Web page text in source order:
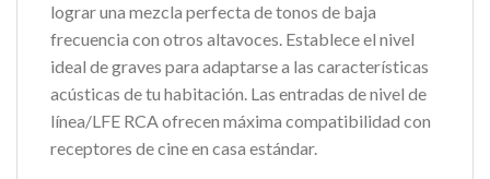
lograr una mezcla perfecta de tonos de baja
frecuencia con otros altavoces. Establece el nivel
ideal de graves para adaptarse a las características
acústicas de tu habitación. Las entradas de nivel de
línea/LFE RCA ofrecen máxima compatibilidad con
receptores de cine en casa estándar.